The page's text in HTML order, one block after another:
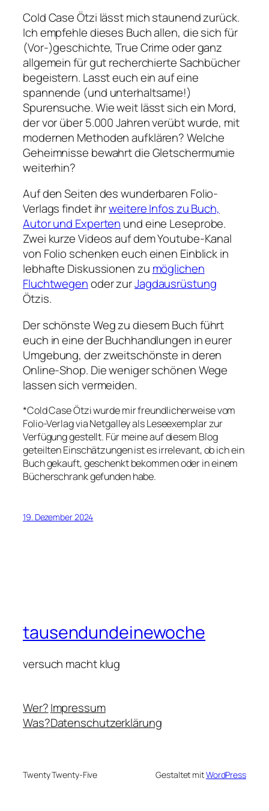
Cold Case Ötzi lässt mich staunend zurück.
Ich empfehle dieses Buch allen, die sich für
(Vor-)geschichte, True Crime oder ganz
allgemein für gut recherchierte Sachbücher
begeistern. Lasst euch ein auf eine
spannende (und unterhaltsame!)
Spurensuche. Wie weit lässt sich ein Mord,
der vor über 5.000 Jahren verübt wurde, mit
modernen Methoden aufklären? Welche
Geheimnisse bewahrt die Gletschermumie
weiterhin?
Auf den Seiten des wunderbaren Folio-
Verlags findet ihrweitere Infos zu Buch,
Autor und Experten und eine Leseprobe.
Zwei kurze Videos auf dem Youtube-Kanal
von Folio schenken euch einen Einblick in
lebhafte Diskussionen zu möglichen
Fluchtwegenoder zurJagdausrüstung
Ötzis.
Der schönste Weg zu diesem Buch führt
euch in eine der Buchhandlungen in eurer
Umgebung, der zweitschönste in deren
Online-Shop. Die weniger schönen Wege
lassen sich vermeiden.
*Cold Case Ötziwurde mir freundlicherweise vom
Folio-Verlag via Netgalley als Leseexemplar zur
Verfügung gestellt. Für meine auf diesem Blog
geteilten Einschätzungen ist es irrelevant, ob ich ein
Buch gekauft, geschenkt bekommen oder in einem
Bücherschrank gefunden habe.
19. Dezember 2024
tausendundeinewoche
versuch macht klug
Wer?
Was?
Impressum
Datenschutzerklärung
Twenty Twenty-Five Gestaltet mitWordPress